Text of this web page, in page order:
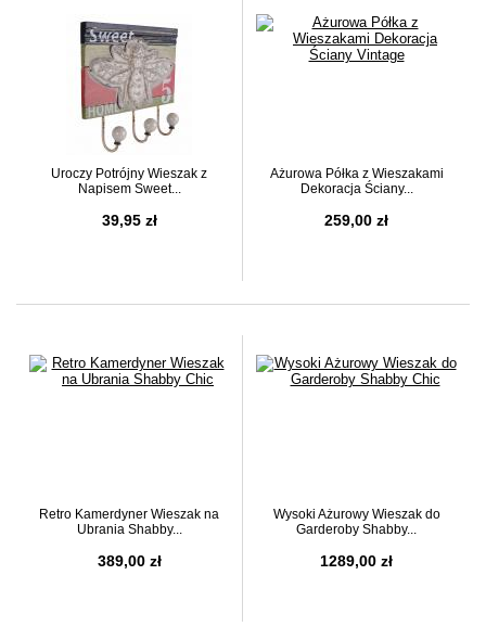
Uroczy Potrójny Wieszak z
Napisem Sweet...
39,95 zł
Ażurowa Półka z Wieszakami
Dekoracja Ściany...
259,00 zł
Retro Kamerdyner Wieszak na
Ubrania Shabby...
389,00 zł
Wysoki Ażurowy Wieszak do
Garderoby Shabby...
1289,00 zł